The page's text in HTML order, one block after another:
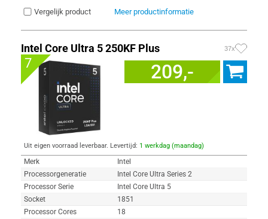
Vergelijk product Meer productinformatie
Intel Core Ultra 5 250KF Plus 37x
7 209,-
Uit eigen voorraad leverbaar. Levertijd: 1 werkdag (maandag)
Merk
Intel
Processorgeneratie
Intel Core Ultra Series 2
Processor Serie
Intel Core Ultra 5
Socket
1851
Processor Cores
18